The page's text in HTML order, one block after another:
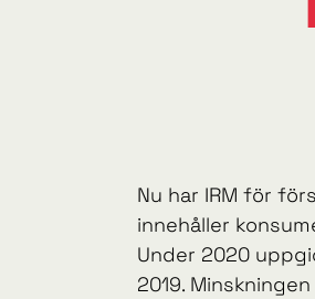
Nu har IRM för
innehåller
Under 2020
2019.